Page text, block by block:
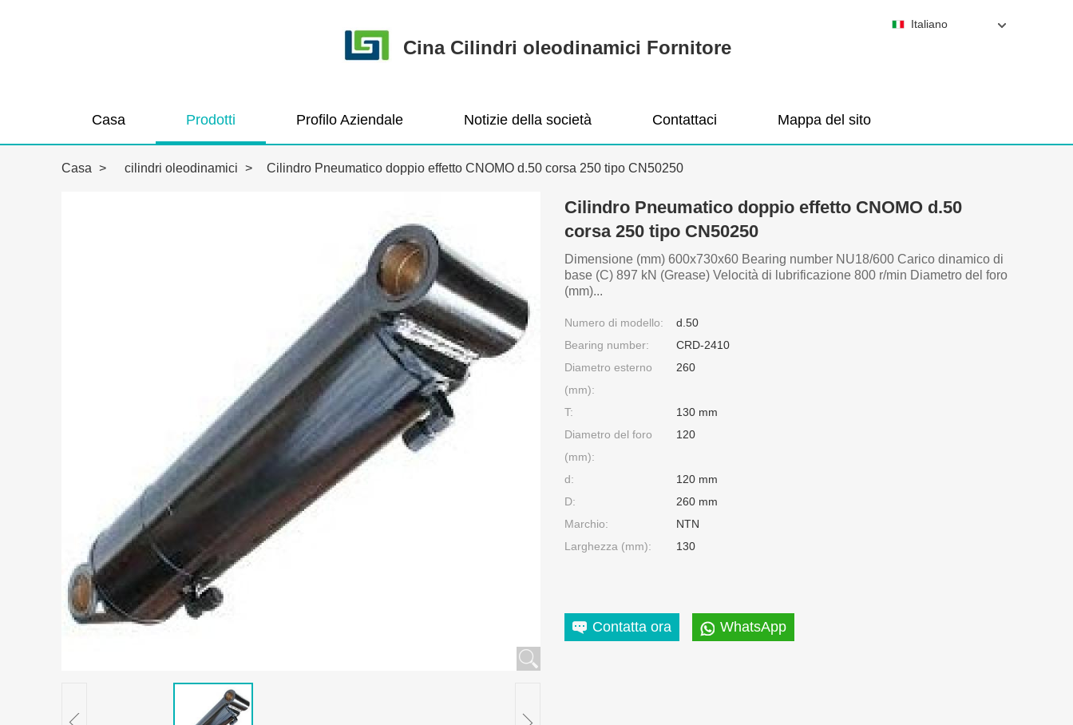
Cina Cilindri oleodinamici Fornitore
Casa Prodotti Profilo Aziendale Notizie della società Contattaci Mappa del sito
Italiano
Casa > cilindri oleodinamici > Cilindro Pneumatico doppio effetto CNOMO d.50 corsa 250 tipo CN50250
Cilindro Pneumatico doppio effetto CNOMO d.50
corsa 250 tipo CN50250
Dimensione (mm) 600x730x60 Bearing number NU18/600 Carico dinamico di
base (C) 897 kN (Grease) Velocità di lubrificazione 800 r/min Diametro del foro
(mm)...
Numero di modello:
d.50
Bearing number:
CRD-2410
Diametro esterno
(mm):
260
T:
130 mm
Diametro del foro
(mm):
120
d:
120 mm
D:
260 mm
Marchio:
NTN
Larghezza (mm):
130
Contatta ora WhatsApp